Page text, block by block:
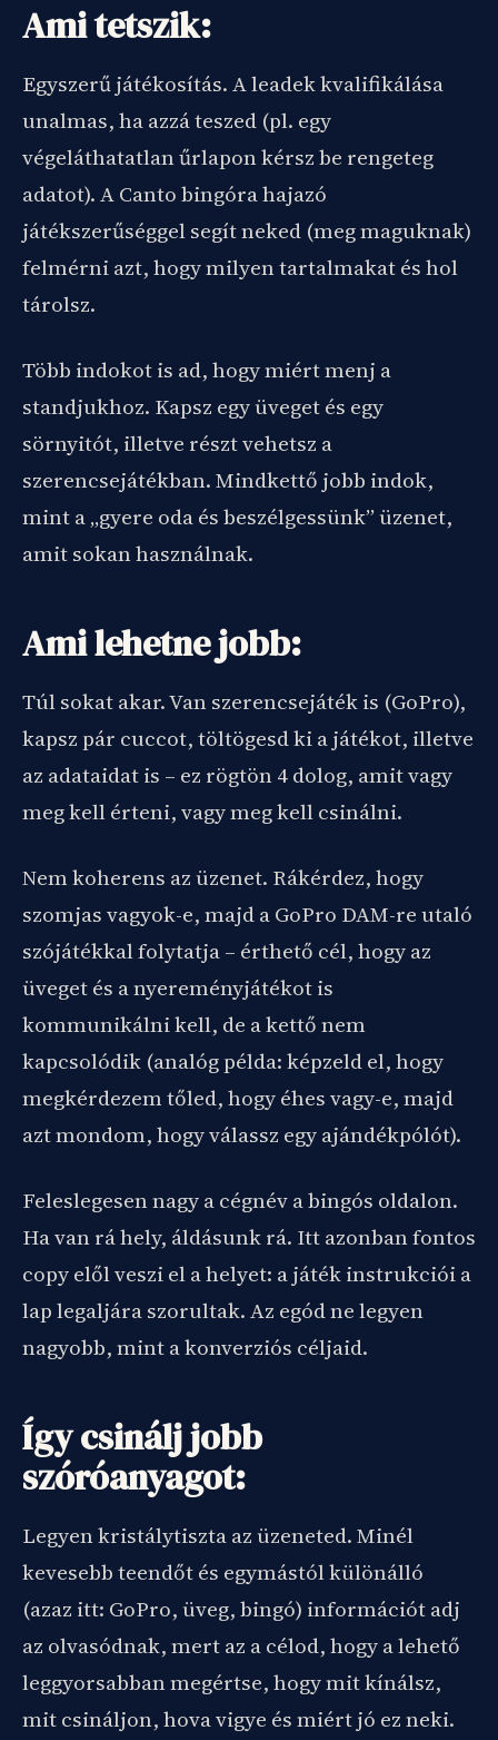
Ami tetszik:
Egyszerű játékosítás. A leadek kvalifikálása
unalmas, ha azzá teszed (pl. egy
végeláthatatlan űrlapon kérsz be rengeteg
adatot). A Canto bingóra hajazó
játékszerűséggel segít neked (meg maguknak)
felmérni azt, hogy milyen tartalmakat és hol
tárolsz.
Több indokot is ad, hogy miért menj a
standjukhoz. Kapsz egy üveget és egy
sörnyitót, illetve részt vehetsz a
szerencsejátékban. Mindkettő jobb indok,
mint a „gyere oda és beszélgessünk” üzenet,
amit sokan használnak.
Ami lehetne jobb:
Túl sokat akar. Van szerencsejáték is (GoPro),
kapsz pár cuccot, töltögesd ki a játékot, illetve
az adataidat is – ez rögtön 4 dolog, amit vagy
meg kell érteni, vagy meg kell csinálni.
Nem koherens az üzenet. Rákérdez, hogy
szomjas vagyok-e, majd a GoPro DAM-re utaló
szójátékkal folytatja – érthető cél, hogy az
üveget és a nyereményjátékot is
kommunikálni kell, de a kettő nem
kapcsolódik (analóg példa: képzeld el, hogy
megkérdezem tőled, hogy éhes vagy-e, majd
azt mondom, hogy válassz egy ajándékpólót).
Feleslegesen nagy a cégnév a bingós oldalon.
Ha van rá hely, áldásunk rá. Itt azonban fontos
copy elől veszi el a helyet: a játék instrukciói a
lap legaljára szorultak. Az egód ne legyen
nagyobb, mint a konverziós céljaid.
Így csinálj jobb
szóróanyagot:
Legyen kristálytiszta az üzeneted. Minél
kevesebb teendőt és egymástól különálló
(azaz itt: GoPro, üveg, bingó) információt adj
az olvasódnak, mert az a célod, hogy a lehető
leggyorsabban megértse, hogy mit kínálsz,
mit csináljon, hova vigye és miért jó ez neki.